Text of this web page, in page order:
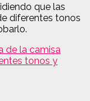
que las
diferentes tonos
de la camisa
tonos y